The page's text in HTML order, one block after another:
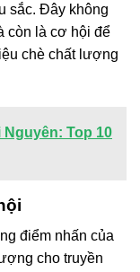
sắc. Đây không
còn là cơ hội để
chè chất lượng
Nguyên: Top 10
điểm nhấn của
cho truyền